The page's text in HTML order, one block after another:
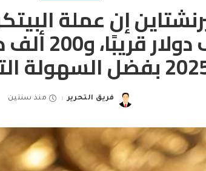
إن عملة
100 ألف
السهولة التنظيمية
Posted
فريق التحرير منذ سنتين